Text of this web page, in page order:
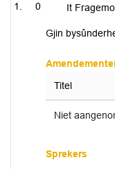
0 It
Gjin
Titel
Niet
Sprekers